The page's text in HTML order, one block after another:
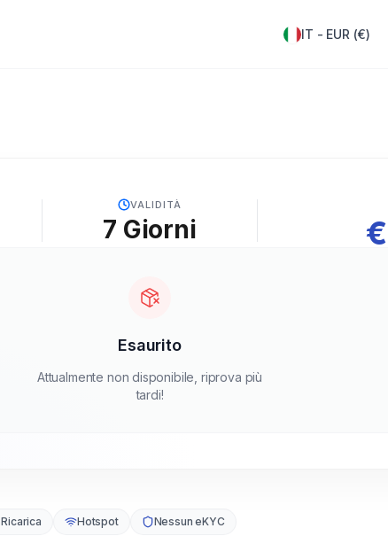
IT - EUR (€)
VALIDITÀ
7 Giorni €
Esaurito
Attualmente non disponibile, riprova più
tardi!
Ricarica Hotspot Nessun eKYC